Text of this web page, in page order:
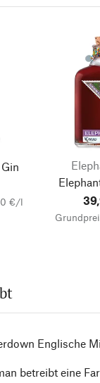
€/l
Englische
betreibt eine